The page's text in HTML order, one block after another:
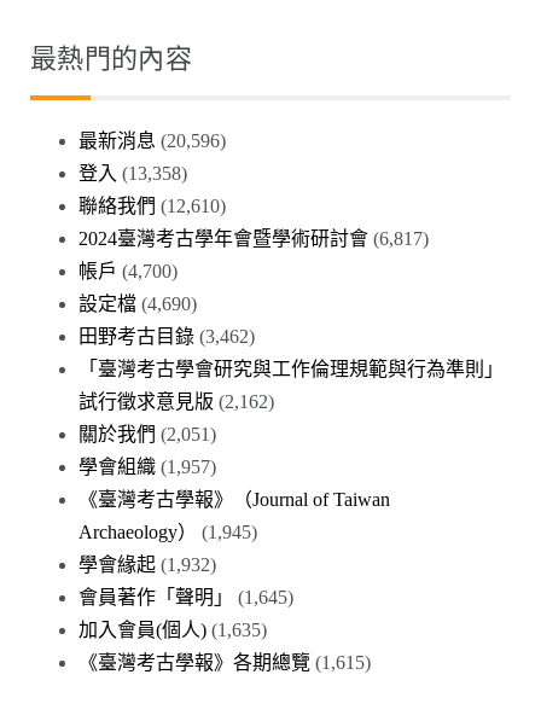
最熱門的內容
最新消息 (20,596)
登入 (13,358)
聯絡我們 (12,610)
2024臺灣考古學年會暨學術研討會 (6,817)
帳戶 (4,700)
設定檔 (4,690)
田野考古目錄 (3,462)
「臺灣考古學會研究與工作倫理規範與行為準則」
試行徵求意見版 (2,162)
關於我們 (2,051)
學會組織 (1,957)
《臺灣考古學報》（Journal of Taiwan
Archaeology）
(1,945)
學會緣起 (1,932)
會員著作「聲明」
(1,645)
加入會員(個人) (1,635)
《臺灣考古學報》各期總覽 (1,615)